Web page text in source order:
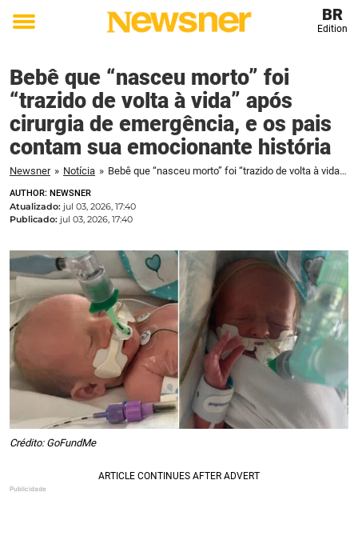
Toggle
BR
Edition
Bebê que “nasceu morto” foi
“trazido de volta à vida” após
cirurgia de emergência, e os pais
contam sua emocionante história
Newsner » Notícia » Bebê que “nasceu morto” foi “trazido de volta à vida” após cirurgia de emergência, e os pais contam sua emocionante história
AUTHOR: NEWSNER
Atualizado: jul 03, 2026, 17:40
Publicado: jul 03, 2026, 17:40
Crédito: GoFundMe